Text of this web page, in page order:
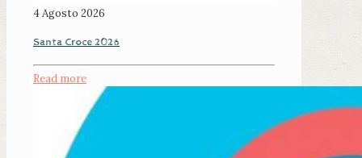
4 Agosto 2026
Santa Croce 2026
Read more